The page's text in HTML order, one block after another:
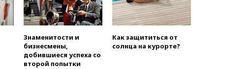
12:22
В России с 1 сентября
изменятся билеты на
общественный транспорт
Иран и Оман
согласовали главные пункты
Знаменитости и
бизнесмены,
добившиеся успеха со
второй попытки
Как защититься от
солнца на курорте?